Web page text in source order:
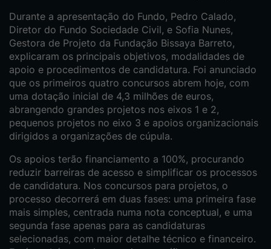
Durante a apresentação do Fundo, Pedro Calado,
Diretor do Fundo Sociedade Civil, e Sofia Nunes,
Gestora de Projeto da Fundação Bissaya Barreto,
explicaram os principais objetivos, modalidades de
apoio e procedimentos de candidatura. Foi anunciado
que os primeiros quatro concursos abrem hoje, com
uma dotação inicial de 4,3 milhões de euros,
abrangendo grandes projetos nos eixos 1 e 2,
pequenos projetos no eixo 3 e apoios organizacionais
dirigidos a organizações de cúpula.
Os apoios terão financiamento a 100%, procurando
reduzir barreiras de acesso e simplificar os processos
de candidatura. Nos concursos para projetos, o
processo decorrerá em duas fases: uma primeira fase
mais simples, centrada numa nota conceptual, e uma
segunda fase apenas para as candidaturas
selecionadas, com maior detalhe técnico e financeiro.